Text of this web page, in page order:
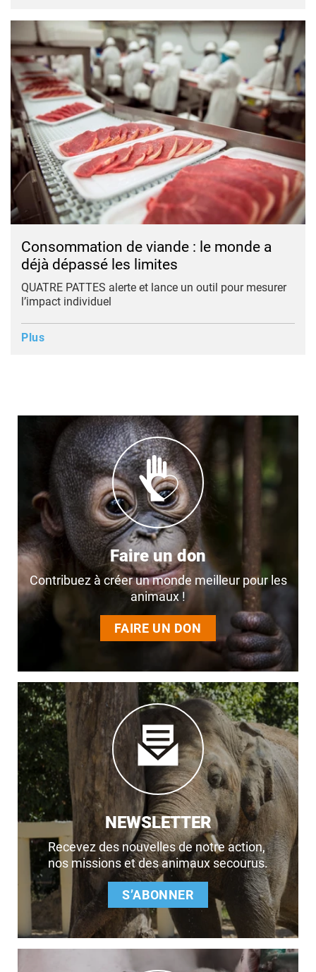
Consommation de viande : le monde a
déjà dépassé les limites
QUATRE PATTES alerte et lance un outil pour mesurer
l’impact individuel
Plus
Faire un don
Contribuez à créer un monde meilleur pour les
animaux !
FAIRE UN DON
NEWSLETTER
Recevez des nouvelles de notre action,
nos missions et des animaux secourus.
S’ABONNER